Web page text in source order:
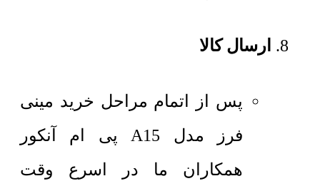
ارسال کالا
پس از اتمام مراحل خرید مینی
فرز مدل A15 پی ام آنکور
همکاران ما در اسرع وقت